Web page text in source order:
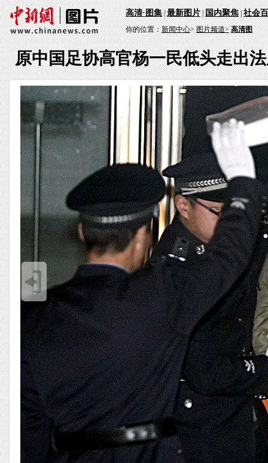
高清·图集|最新图片|国内聚焦|社会
你的位置：新闻中心>图片频道> 高清图
原中国足协高官杨一民低头走出